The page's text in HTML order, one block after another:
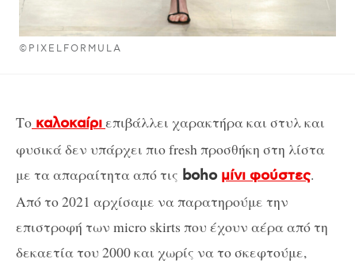
©PIXELFORMULA
Το καλοκαίριεπιβάλλει χαρακτήρα και στυλ και
φυσικά δεν υπάρχει πιο fresh προσθήκη στη λίστα
με τα απαραίτητα από τις boho μίνι φούστες.
Από το 2021 αρχίσαμε να παρατηρούμε την
επιστροφή των micro skirts που έχουν αέρα από τη
δεκαετία του 2000 και χωρίς να το σκεφτούμε,